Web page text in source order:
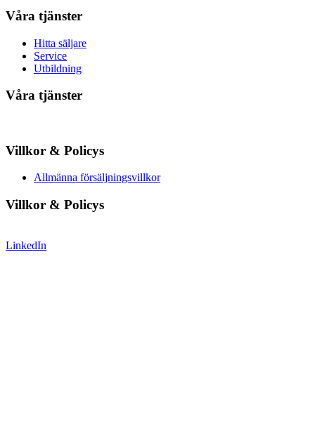
Våra tjänster
Hitta säljare
Service
Utbildning
Våra tjänster
Villkor & Policys
Allmänna försäljningsvillkor
Villkor & Policys
LinkedIn